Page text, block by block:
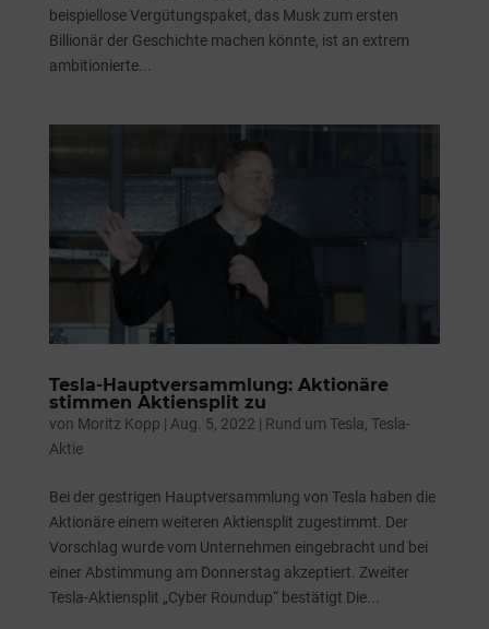
beispiellose Vergütungspaket, das Musk zum ersten
Billionär der Geschichte machen könnte, ist an extrem
ambitionierte...
Tesla-Hauptversammlung: Aktionäre
stimmen Aktiensplit zu
von Moritz Kopp | Aug. 5, 2022 | Rund um Tesla Tesla-
Aktie
Bei der gestrigen Hauptversammlung von Tesla haben die
Aktionäre einem weiteren Aktiensplit zugestimmt. Der
Vorschlag wurde vom Unternehmen eingebracht und bei
einer Abstimmung am Donnerstag akzeptiert. Zweiter
Tesla-Aktiensplit „Cyber Roundup“ bestätigt Die...